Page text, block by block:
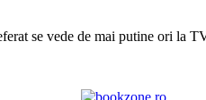
se vede de mai putine ori la